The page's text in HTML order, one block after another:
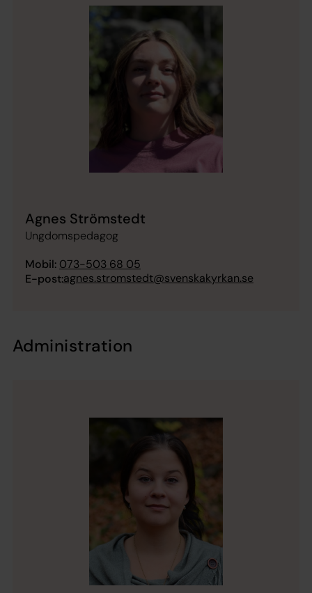
Agnes Strömstedt
Ungdomspedagog
Mobil: 073-503 68 05
E-post:agnes.stromstedt@svenskakyrkan.se
Administration